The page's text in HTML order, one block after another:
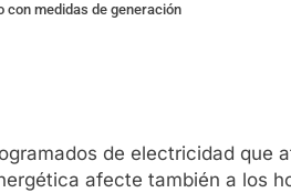
con medidas de generación
de electricidad que
afecte también a los